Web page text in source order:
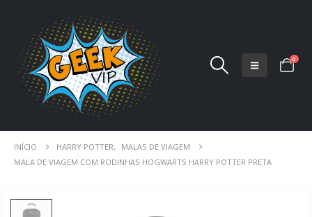
0
INÍCIO HARRY POTTER,
MALAS DE VIAGEM
MALA DE VIAGEM COM RODINHAS HOGWARTS HARRY POTTER PRETA